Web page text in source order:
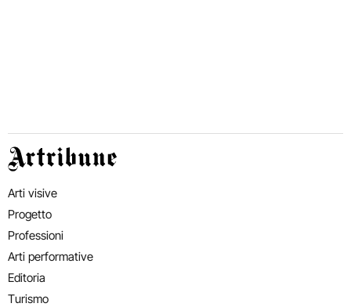
Artribune
Arti visive
Progetto
Professioni
Arti performative
Editoria
Turismo